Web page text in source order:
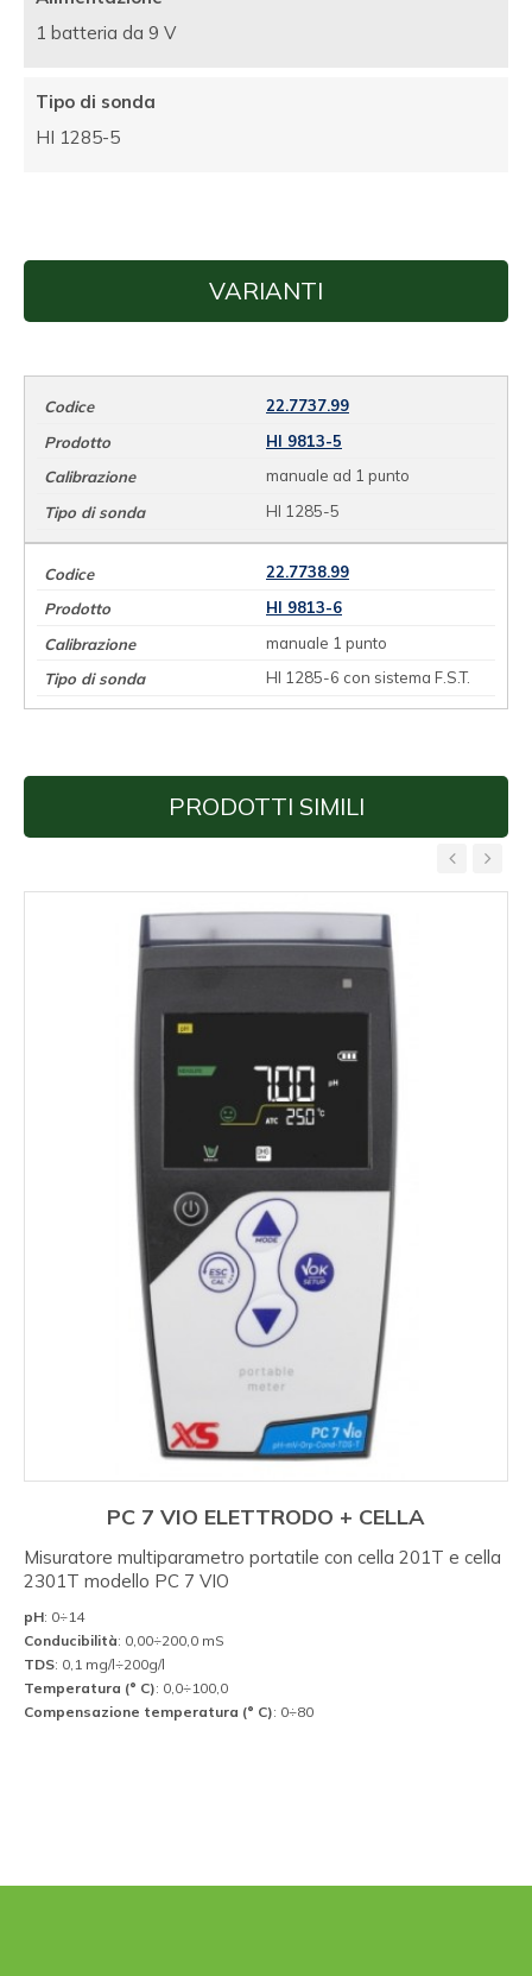
1 batteria da 9 V
Tipo di sonda
HI 1285-5
VARIANTI
22.7737.99
HI 9813-5
manuale ad 1 punto
HI 1285-5
22.7738.99
HI 9813-6
manuale 1 punto
HI 1285-6 con sistema F.S.T.
PRODOTTI SIMILI
PC 7 VIO ELETTRODO + CELLA
Misuratore multiparametro portatile con cella 201T e cella
2301T modello PC 7 VIO
pH: 0÷14
Conducibilità: 0,00÷200,0 mS
TDS: 0,1 mg/l÷200g/l
Temperatura (° C): 0,0÷100,0
Compensazione temperatura (° C): 0÷80
‹ ›